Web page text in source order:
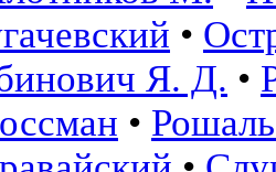
•
Я. Д. •
•